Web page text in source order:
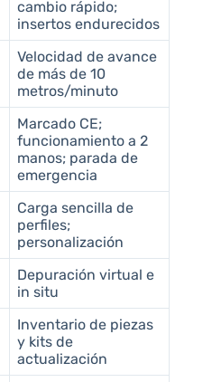
cambio rápido;
insertos endurecidos
Velocidad de avance
de más de 10
metros/minuto
Marcado CE;
funcionamiento a 2
manos; parada de
emergencia
Carga sencilla de
perfiles;
personalización
Depuración virtual e
in situ
Inventario de piezas
y kits de
actualización